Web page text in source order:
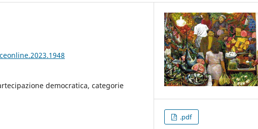
democratica, categorie
.pdf